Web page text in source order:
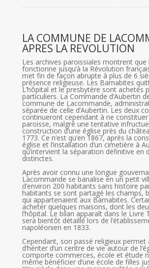
LA COMMUNE DE
APRES LA REVOLUTION
Les archives paroissiales montrent que
fonctionne jusqu’à la Révolution
met fin de façon abrupte à plus de 6
présence religieuse. Les Barnabites
L’hôpital et le presbytère sont achetés
particuliers. La Commande d’Aubertin
commune de Lacommande,
séparée de celle d’Aubertin. Les deux
continueront cependant à ne constituer
paroisse, malgré une tentative
construction d’une église près du
1773. Ce n’est qu’en 1867, après la
église et l’installation d’un cimetière à
qu’intervient la séparation définitive en
distinctes.
Après avoir connu une longue
Lacommande se banalise en un petit
d’environ 200 habitants sans histoire
habitants se sont partagé les champs,
qui appartenaient aux Barnabites.
acheter quelques maisons, dont les
l’hôpital. Le bilan apparaît dans le Livre
sera bientôt détaillé lors de
napoléonien en 1833.
Cependant, son passé religieux permet
d’hériter d’un centre de vie autour de
comporte commerces, école et étude
même bénéficier d’une école de filles